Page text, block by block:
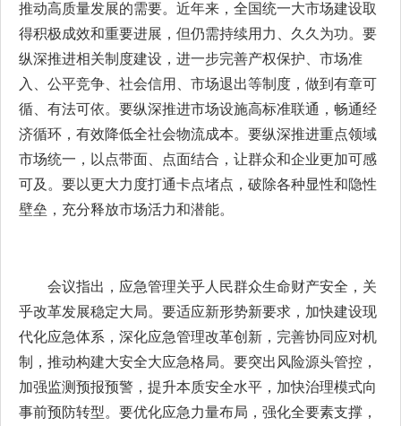
推动高质量发展的需要。近年来，全国统一大市场建设取
得积极成效和重要进展，但仍需持续用力、久久为功。要
纵深推进相关制度建设，进一步完善产权保护、市场准
入、公平竞争、社会信用、市场退出等制度，做到有章可
循、有法可依。要纵深推进市场设施高标准联通，畅通经
济循环，有效降低全社会物流成本。要纵深推进重点领域
市场统一，以点带面、点面结合，让群众和企业更加可感
可及。要以更大力度打通卡点堵点，破除各种显性和隐性
壁垒，充分释放市场活力和潜能。
会议指出，应急管理关乎人民群众生命财产安全，关
乎改革发展稳定大局。要适应新形势新要求，加快建设现
代化应急体系，深化应急管理改革创新，完善协同应对机
制，推动构建大安全大应急格局。要突出风险源头管控，
加强监测预报预警，提升本质安全水平，加快治理模式向
事前预防转型。要优化应急力量布局，强化全要素支撑，